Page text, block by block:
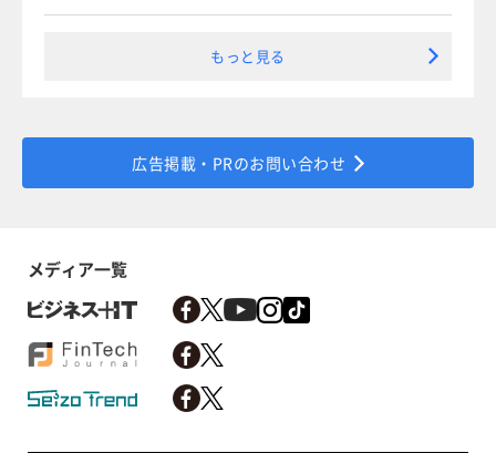
もっと見る
広告掲載・PRのお問い合わせ
メディア一覧